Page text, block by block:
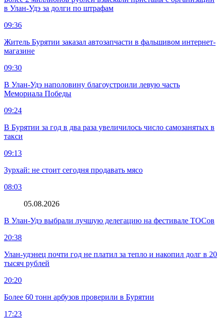
в Улан-Удэ за долги по штрафам
09:36
Житель Бурятии заказал автозапчасти в фальшивом интернет-
магазине
09:30
В Улан-Удэ наполовину благоустроили левую часть
Мемориала Победы
09:24
В Бурятии за год в два раза увеличилось число самозанятых в
такси
09:13
Зурхай: не стоит сегодня продавать мясо
08:03
05.08.2026
В Улан-Удэ выбрали лучшую делегацию на фестивале ТОСов
20:38
Улан-удэнец почти год не платил за тепло и накопил долг в 20
тысяч рублей
20:20
Более 60 тонн арбузов проверили в Бурятии
17:23